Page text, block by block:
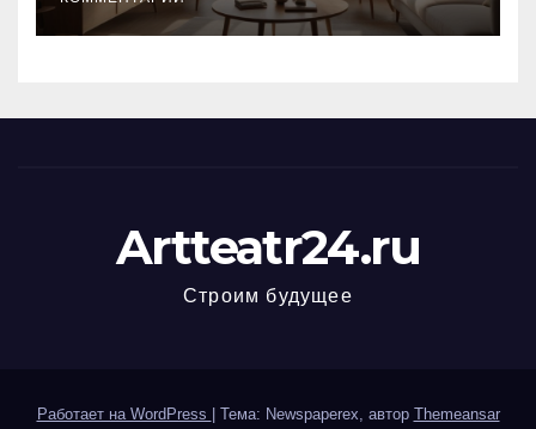
Artteatr24.ru
Строим будущее
Работает на WordPress Тема: Newspaperex, автор Themeansar